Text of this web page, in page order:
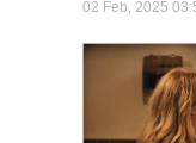
02 Feb, 2025